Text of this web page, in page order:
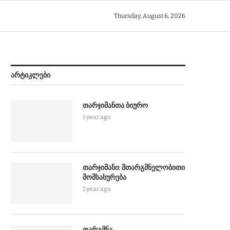
Thursday, August 6, 2026
ᲐᲠᲢᲘᲙᲚᲔᲑᲘ
თარჯიმანთა ბიურო
1 year ago
თარჯიმანი: მთარგმნელობითი
მომსახურება
1 year ago